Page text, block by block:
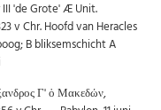
III 'de Grote' Æ Unit.
v Chr. Hoofd van Heracles
B bliksemschicht A
Γ' ὁ Μακεδών,